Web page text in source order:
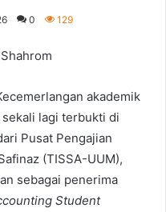
0 129
akademik
lagi terbukti di
Pusat Pengajian
(TISSA-UUM),
sebagai penerima
Student